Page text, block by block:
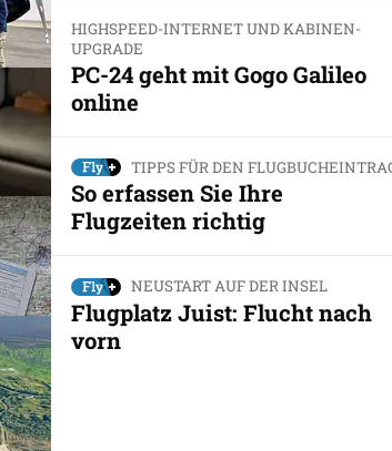
HIGHSPEED-INTERNET UND KABINEN-
UPGRADE
PC-24 geht mit Gogo Galileo
online
TIPPS FÜR DEN
So erfassen Sie Ihre
Flugzeiten richtig
NEUSTART AUF DER INSEL
Flugplatz Juist: Flucht nach
vorn